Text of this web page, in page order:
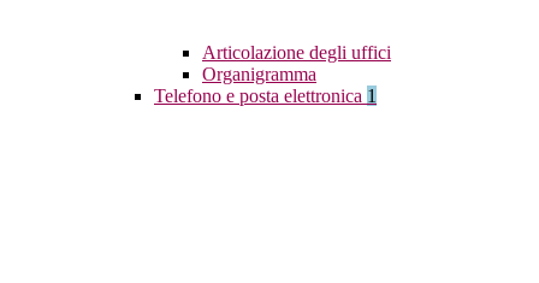
Articolazione degli uffici
Organigramma
Telefono e posta elettronica 1